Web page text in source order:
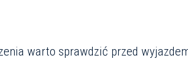
warto sprawdzić przed